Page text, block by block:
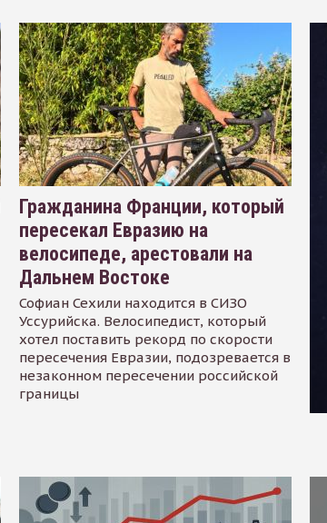
Гражданина Франции, который
пересекал Евразию на
велосипеде, арестовали на
Дальнем Востоке
Софиан Сехили находится в СИЗО
Уссурийска. Велосипедист, который
хотел поставить рекорд по скорости
пересечения Евразии, подозревается в
незаконном пересечении российской
границы